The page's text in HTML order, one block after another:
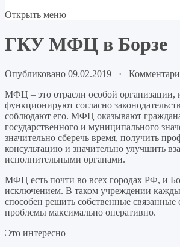
Открыть меню
ГКУ МФЦ в Борзе
Опубликовано 09.02.2019 ·
МФЦ – это отрасли особой организации,
функционируют согласно
соблюдают его. МФЦ оказывают
государственного и муниципального
значительно сберечь время, получить
консультацию и значительно улучшить
исполнительными органами.
МФЦ есть почти во всех городах РФ, и
исключением. В таком учреждении
способен решить собственные связанные
проблемы максимально оперативно.
Это интересно